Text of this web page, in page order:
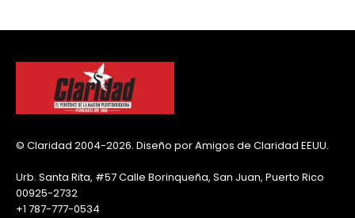
© Claridad 2004-2026. Diseño por Amigos de Claridad EEUU.
Urb. Santa Rita, #57 Calle Borinqueña, San Juan, Puerto Rico
00925-2732
+1 787-777-0534